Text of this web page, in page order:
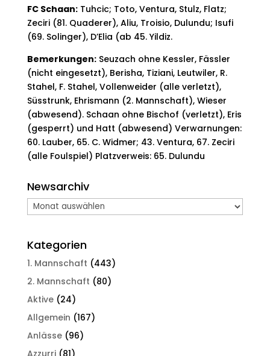
FC Schaan:Tuhcic; Toto, Ventura, Stulz, Flatz;
Zeciri (81. Quaderer), Aliu, Troisio, Dulundu; Isufi
(69. Solinger), D’Elia (ab 45. Yildiz.
Bemerkungen:Seuzach ohne Kessler, Fässler
(nicht eingesetzt), Berisha, Tiziani, Leutwiler, R.
Stahel, F. Stahel, Vollenweider (alle verletzt),
Süsstrunk, Ehrismann (2. Mannschaft), Wieser
(abwesend). Schaan ohne Bischof (verletzt), Eris
(gesperrt) und Hatt (abwesend) Verwarnungen:
60. Lauber, 65. C. Widmer; 43. Ventura, 67. Zeciri
(alle Foulspiel) Platzverweis: 65. Dulundu
Newsarchiv
Newsarchiv
Kategorien
1. Mannschaft (443)
2. Mannschaft (80)
Aktive(24)
Allgemein (167)
Anlässe(96)